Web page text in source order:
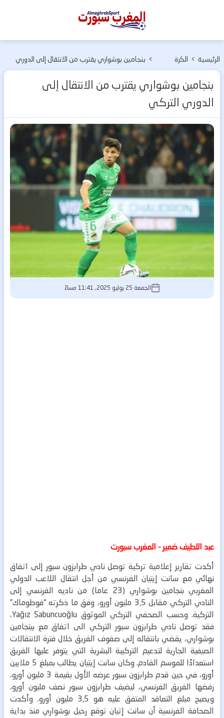
المغرب
الرئيسية > الكرة
> بنجامين بوشواري يقترب من الانتقال إلى الدوري
بنجامين بوشواري يقترب من الانتقال إلى
الدوري التركي
الجمعة 25 يوليو 2025, 11:41 مساءً
عبد اللطيف ضمير - المغرب سبورت
أكدت تقارير إعلامية تركية توصل نادي طرابزون سبور إلى اتفاق
نهائي مع سانت إيتيان الفرنسي من أجل انتقال اللاعب الدولي
المغربي بنجامين بوشواري (23 عاما) من ناديه الفرنسي إلى
النادي التركي مقابل 3,5 مليون أورو، وفق ما ذكرته “فوطوماك”
التركية.
وحسب الصحفي التركي الموثوق Yağız Sabuncuoğlu،
فقد توصل نادي طرابزون سبور التركي الى اتفاق مع بينجامين
بوشواري، يقضي بانتقاله إلى صفوف الفريق خلال فترة الانتقالات
الصيفية الجارية لتدعيم التركيبة البشرية التي يتوفر عليها الفريق
استعدادًا للموسم القادم.
وكان سانت إيتيان يطالب بمبلغ 5 ملايين
أورو، في حين قدم طرابزون سبور عرضه الأول بقيمة 3 مليون أورو،
رفضها الفريق الفرنسي، ليضيف طرابزون سبور نصف مليون أورو،
ويصبح مبلغ التعاقد المتفق عليه هو 3,5 مليون أورو.
وأكدت
الصحافة الفرنسية أن سانت إتيان توقع رحيل بوشواري منذ بداية